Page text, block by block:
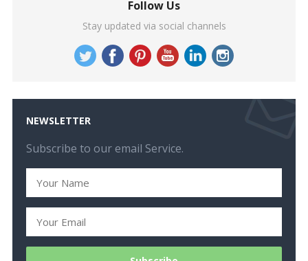
Follow Us
Stay updated via social channels
NEWSLETTER
Subscribe to our email Service.